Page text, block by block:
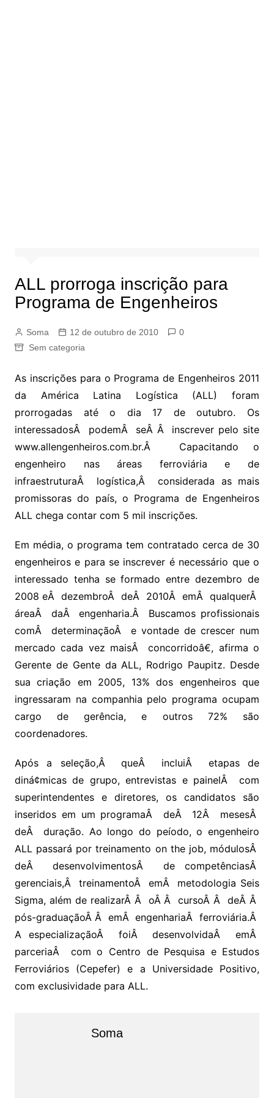
ALL prorroga inscrição para
Programa de Engenheiros
Soma 12 de outubro de 2010
0
Sem categoria
As inscrições para o Programa de Engenheiros 2011
da América Latina Logística (ALL) foram
prorrogadas até o dia 17 de outubro. Os
interessadosÂ podemÂ seÂ Â inscrever pelo site
www.allengenheiros.com.br.Â Capacitando o
engenheiro nas áreas ferroviária e de
infraestruturaÂ logística,Â considerada as mais
promissoras do país, o Programa de Engenheiros
ALL chega contar com 5 mil inscrições.
Em média, o programa tem contratado cerca de 30
engenheiros e para se inscrever é necessário que o
interessado tenha se formado entre dezembro de
2008 eÂ dezembroÂ deÂ 2010Â emÂ qualquerÂ
áreaÂ daÂ engenharia.Â Buscamos profissionais
comÂ determinaçãoÂ e vontade de crescer num
mercado cada vez maisÂ concorridoâ€, afirma o
Gerente de Gente da ALL, Rodrigo Paupitz. Desde
sua criação em 2005, 13% dos engenheiros que
ingressaram na companhia pelo programa ocupam
cargo de gerência, e outros 72% são
coordenadores.
Após a seleção,Â queÂ incluiÂ etapas de
diná¢micas de grupo, entrevistas e painelÂ com
superintendentes e diretores, os candidatos são
inseridos em um programaÂ deÂ 12Â mesesÂ
deÂ duração. Ao longo do peíodo, o engenheiro
ALL passará por treinamento on the job, módulosÂ
deÂ desenvolvimentosÂ de competênciasÂ
gerenciais,Â treinamentoÂ emÂ metodologia Seis
Sigma, além de realizarÂ Â oÂ Â cursoÂ Â deÂ Â
pós-graduaçãoÂ Â emÂ engenhariaÂ ferroviária.Â
A especializaçãoÂ foiÂ desenvolvidaÂ emÂ
parceriaÂ com o Centro de Pesquisa e Estudos
Ferroviários (Cepefer) e a Universidade Positivo,
com exclusividade para ALL.
Soma